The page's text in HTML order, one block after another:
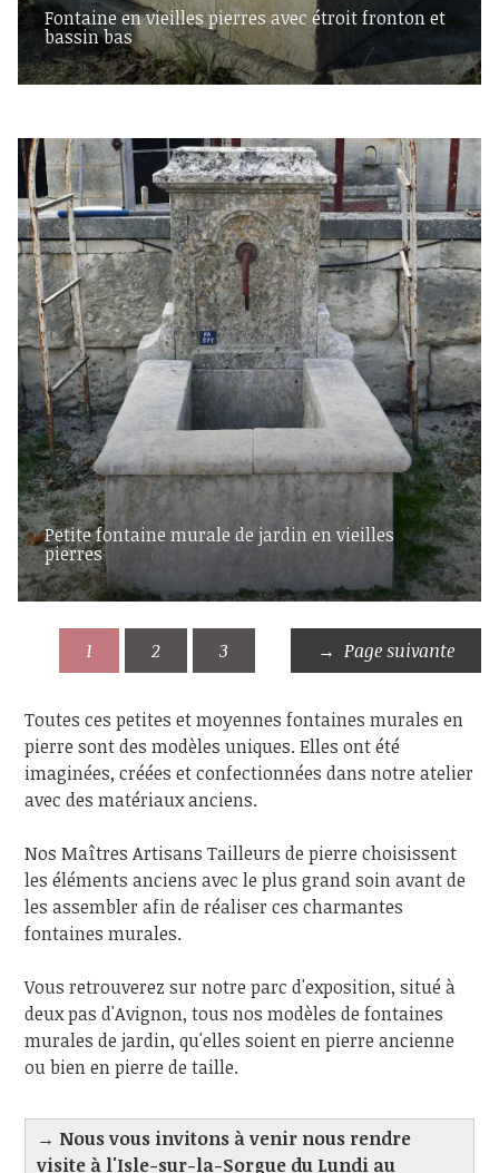
Fontaine en vieilles pierres avec étroit fronton et
bassin bas
Petite fontaine murale de jardin en vieilles
pierres
1 2 3 Page suivante
Toutes ces petites et moyennes fontaines murales en
pierre sont des modèles uniques. Elles ont été
imaginées, créées et confectionnées dans notre atelier
avec des matériaux anciens.
Nos Maîtres Artisans Tailleurs de pierre choisissent
les éléments anciens avec le plus grand soin avant de
les assembler afin de réaliser ces charmantes
fontaines murales.
Vous retrouverez sur notre parc d'exposition, situé à
deux pas d'Avignon, tous nos modèles de fontaines
murales de jardin, qu'elles soient en pierre ancienne
ou bien en pierre de taille.
→ Nous vous invitons à venir nous rendre
visite à l'Isle-sur-la-Sorgue du Lundi au